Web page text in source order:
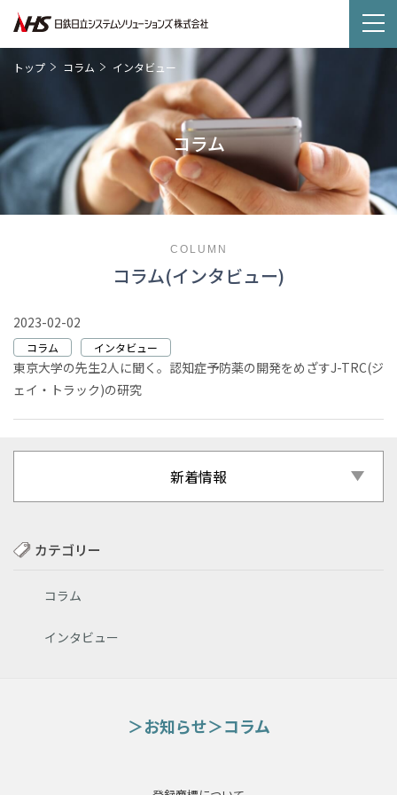
トップ コラム インタビュー
コラム
COLUMN
コラム(インタビュー)
2023-02-02
コラム インタビュー
東京大学の先生2人に聞く。認知症予防薬の開発をめざすJ-TRC(ジ
ェイ・トラック)の研究
新着情報
カテゴリー
コラム
インタビュー
お知らせ コラム